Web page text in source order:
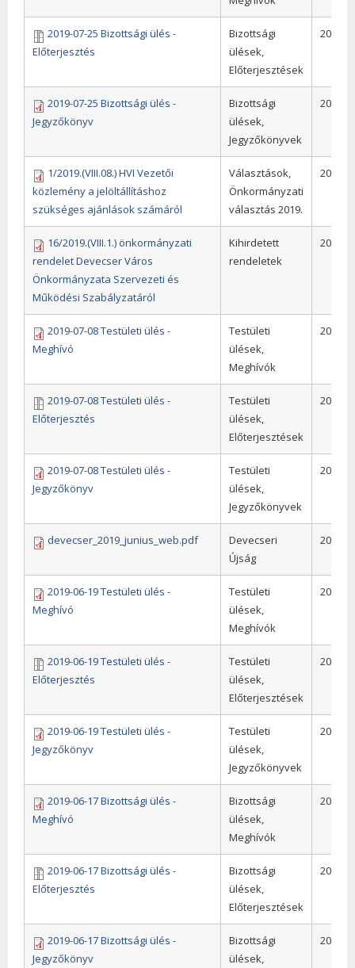
2019-07-25 Bizottsági ülés -
Előterjesztés
Bizottsági
ülések,
Előterjesztések
2019
2019-07-25 Bizottsági ülés -
Jegyzőkönyv
Bizottsági
ülések,
Jegyzőkönyvek
2019
1/2019.(VIII.08.) HVI Vezetői
közlemény a jelöltállításhoz
szükséges ajánlások számáról
Választások,
Önkormányzati
választás 2019.
2019
16/2019.(VIII.1.) önkormányzati
rendelet Devecser Város
Önkormányzata Szervezeti és
Működési Szabályzatáról
Kihirdetett
rendeletek
2019
2019-07-08 Testületi ülés -
Meghívó
Testületi
ülések,
Meghívók
2019
2019-07-08 Testületi ülés -
Előterjesztés
Testületi
ülések,
Előterjesztések
2019
2019-07-08 Testületi ülés -
Jegyzőkönyv
Testületi
ülések,
Jegyzőkönyvek
2019
devecser_2019_junius_web.pdf
Devecseri
Újság
2019
2019-06-19 Testületi ülés -
Meghívó
Testületi
ülések,
Meghívók
2019
2019-06-19 Testületi ülés -
Előterjesztés
Testületi
ülések,
Előterjesztések
2019
2019-06-19 Testületi ülés -
Jegyzőkönyv
Testületi
ülések,
Jegyzőkönyvek
2019
2019-06-17 Bizottsági ülés -
Meghívó
Bizottsági
ülések,
Meghívók
2019
2019-06-17 Bizottsági ülés -
Előterjesztés
Bizottsági
ülések,
Előterjesztések
2019
2019-06-17 Bizottsági ülés -
Jegyzőkönyv
Bizottsági
ülések,
2019